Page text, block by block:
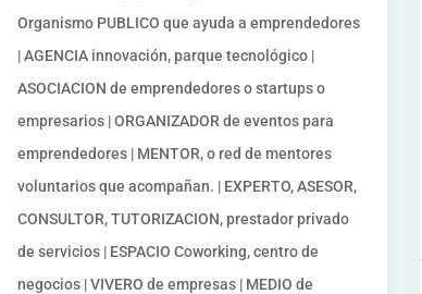
Organismo PUBLICO que ayuda a emprendedores
| AGENCIA innovación, parque tecnológico |
ASOCIACION de emprendedores o startups o
empresarios | ORGANIZADOR de eventos para
emprendedores | MENTOR, o red de mentores
voluntarios que acompañan. | EXPERTO, ASESOR,
CONSULTOR, TUTORIZACION, prestador privado
de servicios | ESPACIO Coworking, centro de
negocios | VIVERO de empresas | MEDIO de